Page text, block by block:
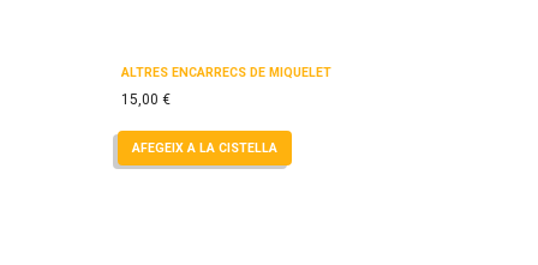
ALTRES ENCÀRRECS DE MIQUELET
15,00 €
AFEGEIX A LA CISTELLA